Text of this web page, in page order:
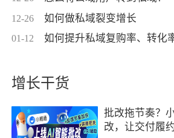
12-26 如何做私域裂变增长
01-12 如何提升私域复购率、转化
增长干货
批改拖节奏？
改，让交付履